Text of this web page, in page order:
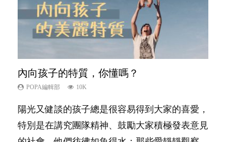
內向孩子的特質，你懂嗎？
POPA編輯部 10K
陽光又健談的孩子總是很容易得到大家的喜愛，
特別是在講究團隊精神、鼓勵大家積極發表意見
夫妻必看！經營婚姻，沒捷徑
POPA編輯部 22.9K
你是不是也曾經以為只要跟相愛的人結婚，就自
然能走到白頭，但生了孩子卻發現事情不如你所
想孩子學好外語，點做好？
POPA編輯部 9.9K
有人話學多種語言越早開始越好，有人卻說一時
間太多語言，會令孩子感到混淆，到底誰是誰
孩子能力天注定？
POPA編輯部 7.9K
很多父母都希望孩子係個「叻仔叻女」，學業別
太差，日常自理井井有條。這樣的孩子是萬中無
愛孩子也別忘了愛自己，父母如何關顧自
己的身心靈？
照顧孩子衣食住行、陪同兒女應對功課測驗，還
要陪玩製造親子時間，尚要處理家中雜項要